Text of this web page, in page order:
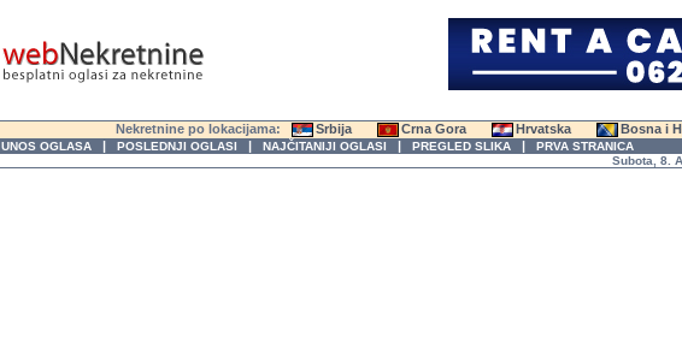
Nekretnine po lokacijama: Srbija Crna Gora Hrvatska Bosna i
UNOS OGLASA | POSLEDNJI OGLASI | NAJČITANIJI OGLASI | PREGLED SLIKA | PRVA STRANICA
Subota, 8.